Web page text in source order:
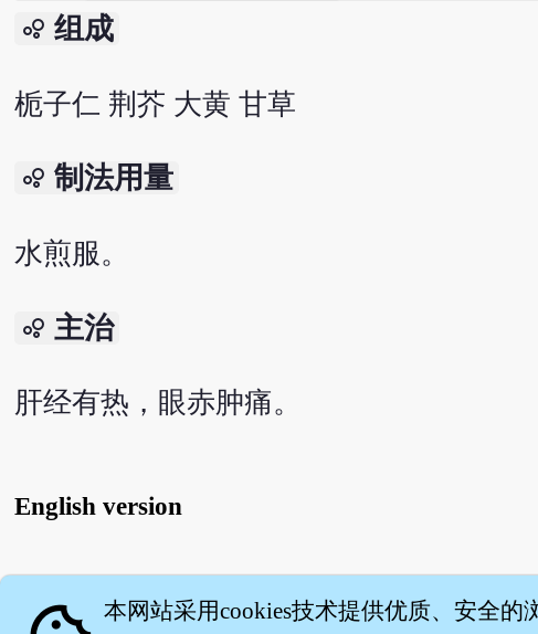
bubble_chart 组成
栀子仁 荆芥 大黄 甘草
bubble_chart 制法用量
水煎服。
bubble_chart 主治
肝经有热，眼赤肿痛。
English version
关于 |
本网站采用cookies技术提供优质、安全的